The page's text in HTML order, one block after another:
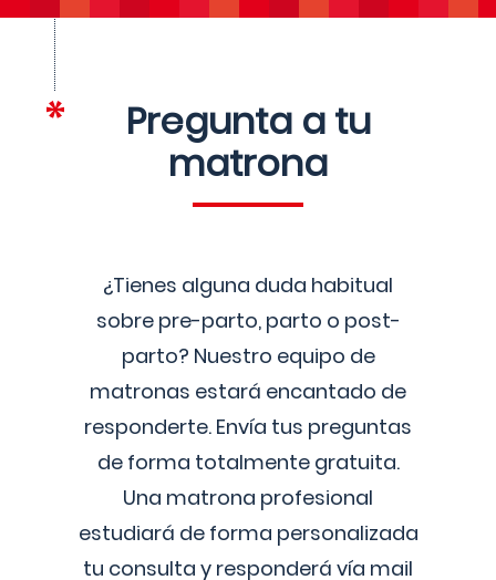
Pregunta a tu
matrona
¿Tienes alguna duda habitual
sobre pre-parto, parto o post-
parto? Nuestro equipo de
matronas estará encantado de
responderte. Envía tus preguntas
de forma totalmente gratuita.
Una matrona profesional
estudiará de forma personalizada
tu consulta y responderá vía mail